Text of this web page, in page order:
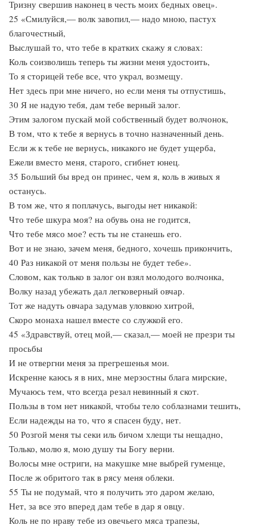
Тризну свершив наконец в честь моих бедных овец».
25 «Смилуйся,— волк завопил,— надо мною, пастух
благочестный,
Выслушай то, что тебе в кратких скажу я словах:
Коль соизволишь теперь ты жизни меня удостоить,
То я сторицей тебе все, что украл, возмещу.
Нет здесь при мне ничего, но если меня ты отпустишь,
30 Я не надую тебя, дам тебе верный залог.
Этим залогом пускай мой собственный будет волчонок,
В том, что к тебе я вернусь в точно назначенный день.
Если ж к тебе не вернусь, никакого не будет ущерба,
Ежели вместо меня, старого, сгибнет юнец.
35 Больший бы вред он принес, чем я, коль в живых я
останусь.
В том же, что я поплачусь, выгоды нет никакой:
Что тебе шкура моя? на обувь она не годится,
Что тебе мясо мое? есть ты не станешь его.
Вот и не знаю, зачем меня, бедного, хочешь прикончить,
40 Раз никакой от меня пользы не будет тебе».
Словом, как только в залог он взял молодого волчонка,
Волку назад убежать дал легковерный овчар.
Тот же надуть овчара задумав уловкою хитрой,
Скоро монаха нашел вместе со служкой его.
45 «Здравствуй, отец мой,— сказал,— моей не презри ты
просьбы
И не отвергни меня за прегрешенья мои.
Искренне каюсь я в них, мне мерзостны блага мирские,
Мучаюсь тем, что всегда резал невинный я скот.
Пользы в том нет никакой, чтобы тело соблазнами тешить,
Если надежды на то, что я спасен буду, нет.
50 Розгой меня ты секи иль бичом хлещи ты нещадно,
Только, молю я, мою душу ты Богу верни.
Волосы мне остриги, на макушке мне выбрей гуменце,
После ж обритого так в рясу меня облеки.
55 Ты не подумай, что я получить это даром желаю,
Нет, за все это вперед дам тебе в дар я овцу.
Коль не по нраву тебе из овечьего мяса трапезы,